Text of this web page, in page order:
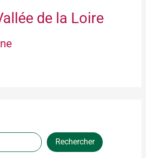
de la Loire
Rechercher